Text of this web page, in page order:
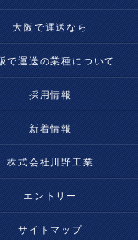
大阪で運送なら
で運送の業種について
採用情報
新着情報
株式会社川野工業
エントリー
サイトマップ